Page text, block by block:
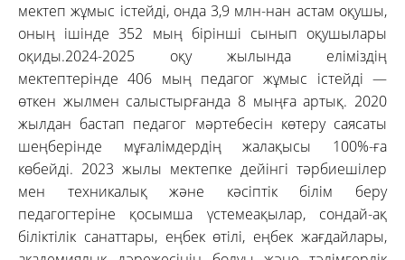
мектеп жұмыс істейді, онда 3,9 млн-нан астам оқушы,
оның ішінде 352 мың бірінші сынып оқушылары
оқиды.2024-2025 оқу жылында еліміздің
мектептерінде 406 мың педагог жұмыс істейді —
өткен жылмен салыстырғанда 8 мыңға артық. 2020
жылдан бастап педагог мәртебесін көтеру саясаты
шеңберінде мұғалімдердің жалақысы 100%-ға
көбейді. 2023 жылы мектепке дейінгі тәрбиешілер
мен техникалық және кәсіптік білім беру
педагогтеріне қосымша үстемеақылар, сондай-ақ
біліктілік санаттары, еңбек өтілі, еңбек жағдайлары,